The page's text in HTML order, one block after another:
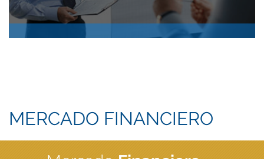
MERCADO FINANCIERO